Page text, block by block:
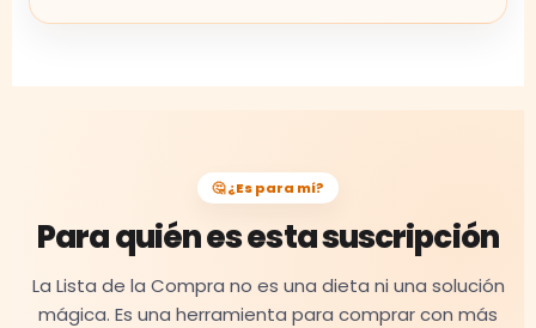
🤔 ¿Es para mí?
Para quién es esta suscripción
La Lista de la Compra no es una dieta ni una solución
mágica. Es una herramienta para comprar con más